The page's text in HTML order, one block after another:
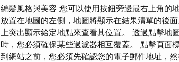
編髮風格與美容 您可以使用按鈕旁邊最右上角的
放置在地圖的左側，地圖將顯示在結果清單的後
上突出顯示給定地點來查看其位置。 透過點擊
時，您必須確保某些過濾器相互覆蓋。 點擊頁面
到網站之前，您必須先確認您的電子郵件地址，